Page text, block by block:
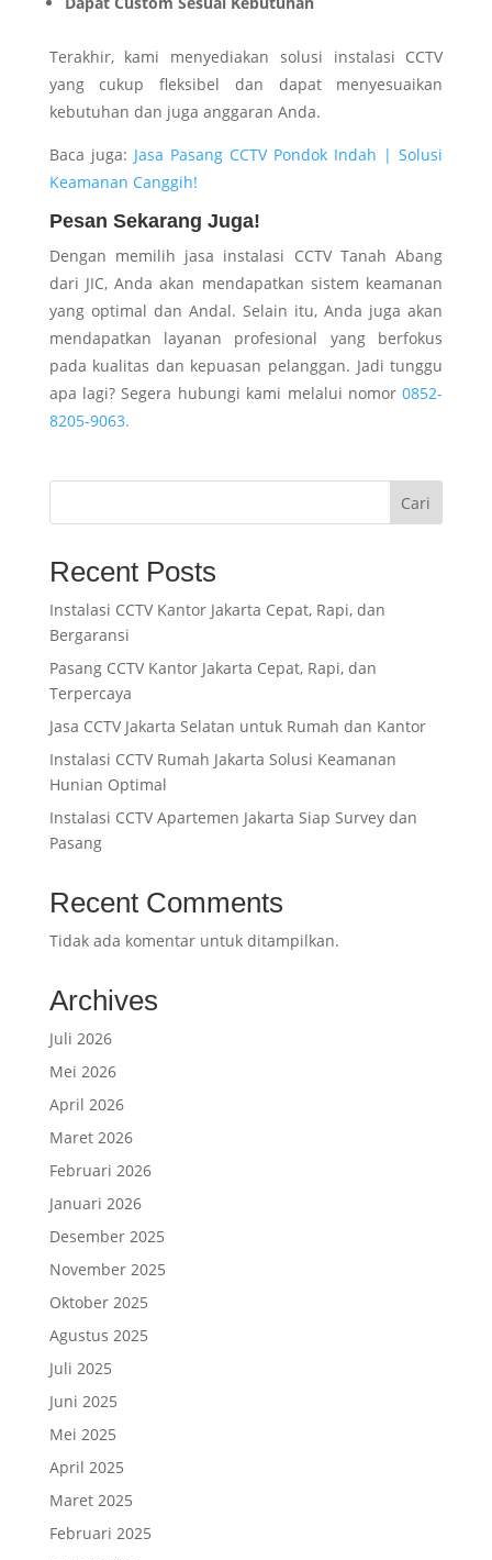
Terakhir, kami menyediakan solusi instalasi CCTV
yang cukup fleksibel dan dapat menyesuaikan
kebutuhan dan juga anggaran Anda.
Baca juga: Jasa Pasang CCTV Pondok Indah | Solusi
Keamanan Canggih!
Pesan Sekarang Juga!
Dengan memilih jasa instalasi CCTV Tanah Abang
dari JIC, Anda akan mendapatkan sistem keamanan
yang optimal dan Andal. Selain itu, Anda juga akan
mendapatkan layanan profesional yang berfokus
pada kualitas dan kepuasan pelanggan. Jadi tunggu
apa lagi? Segera hubungi kami melalui nomor0852-
8205-9063.
Cari
Recent Posts
Instalasi CCTV Kantor Jakarta Cepat, Rapi, dan
Bergaransi
Pasang CCTV Kantor Jakarta Cepat, Rapi, dan
Terpercaya
Jasa CCTV Jakarta Selatan untuk Rumah dan Kantor
Instalasi CCTV Rumah Jakarta Solusi Keamanan
Hunian Optimal
Instalasi CCTV Apartemen Jakarta Siap Survey dan
Pasang
Recent Comments
Tidak ada komentar untuk ditampilkan.
Archives
Juli 2026
Mei 2026
April 2026
Maret 2026
Februari 2026
Januari 2026
Desember 2025
November 2025
Oktober 2025
Agustus 2025
Juli 2025
Juni 2025
Mei 2025
April 2025
Maret 2025
Februari 2025